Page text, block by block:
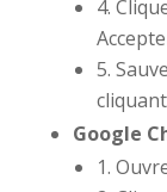
4.
5.
Google
1.